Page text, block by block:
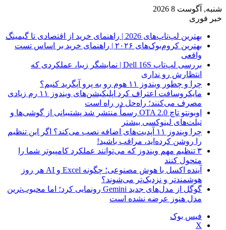
شنبه, آگوست 8 2026
خبر فوری
بهترین لپ‌تاپ‌های 2026 | راهنمای خرید از اقتصادی تا گیمینگ
بهترین کروم‌بوک‌های ۲۰۲۶ | راهنمای خرید بر اساس تست
واقعی
بررسی لپ‌تاپ Dell 16S | نمایشگر زیبا، عملکردی که
انتظارش رو نداری
چرا و چطور ویندوز ۱۱ هوم رو به پرو آپگرید کنیم؟
مایکروسافت اعتراف کرد اپلیکیشن‌های ویندوز ۱۱ رم زیادی
مصرف می‌کنند؛ راه‌حل در راه است
اوبونتو تاچ OTA 2.0 رسماً منتشر شد پشتیبانی از گوشی‌ها و
تبلت‌های لینوکسی بیشتر
چرا ویندوز ۱۱ آپدیت‌های اضافه نصب می‌کند؟ اگر این تنظیم
را روشن کرده‌اید، مراقب باشید!
۳ تنظیم مهم ویندوز که می‌توانند عملکرد کامپیوتر شما را
متحول کنند
آینده اکسل با هوش مصنوعی؛ چگونه Excel و AI هر روز
هوشمندتر و نزدیک‌تر می‌شوند؟
گوگل از مدل‌های جدید Gemini رونمایی کرد؛ اما محبوب‌ترین
مدل هنوز عرضه نشده است
فیس بوک
X